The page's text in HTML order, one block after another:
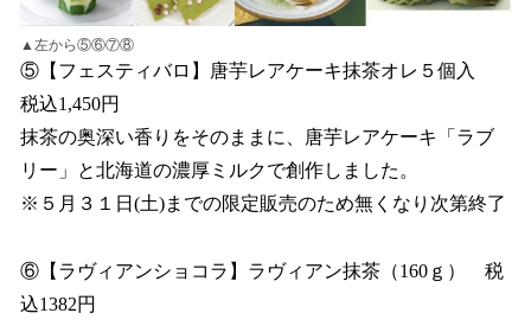
▲左から⑤⑥⑦⑧
⑤【フェスティバロ】唐芋レアケーキ抹茶オレ５個入
税込1,450円
抹茶の奥深い香りをそのままに、唐芋レアケーキ「ラブ
リー」と北海道の濃厚ミルクで創作しました。
※５月３１日(土)までの限定販売のため無くなり次第終了
⑥【ラヴィアンショコラ】ラヴィアン抹茶（160ｇ） 税
込1382円